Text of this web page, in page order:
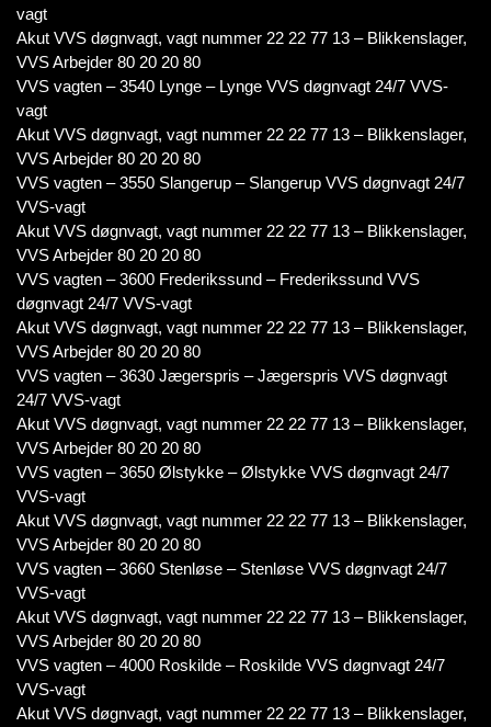
vagt
Akut VVS døgnvagt, vagt nummer 22 22 77 13 – Blikkenslager,
VVS Arbejder 80 20 20 80
VVS vagten – 3540 Lynge – Lynge VVS døgnvagt 24/7 VVS-
vagt
Akut VVS døgnvagt, vagt nummer 22 22 77 13 – Blikkenslager,
VVS Arbejder 80 20 20 80
VVS vagten – 3550 Slangerup – Slangerup VVS døgnvagt 24/7
VVS-vagt
Akut VVS døgnvagt, vagt nummer 22 22 77 13 – Blikkenslager,
VVS Arbejder 80 20 20 80
VVS vagten – 3600 Frederikssund – Frederikssund VVS
døgnvagt 24/7 VVS-vagt
Akut VVS døgnvagt, vagt nummer 22 22 77 13 – Blikkenslager,
VVS Arbejder 80 20 20 80
VVS vagten – 3630 Jægerspris – Jægerspris VVS døgnvagt
24/7 VVS-vagt
Akut VVS døgnvagt, vagt nummer 22 22 77 13 – Blikkenslager,
VVS Arbejder 80 20 20 80
VVS vagten – 3650 Ølstykke – Ølstykke VVS døgnvagt 24/7
VVS-vagt
Akut VVS døgnvagt, vagt nummer 22 22 77 13 – Blikkenslager,
VVS Arbejder 80 20 20 80
VVS vagten – 3660 Stenløse – Stenløse VVS døgnvagt 24/7
VVS-vagt
Akut VVS døgnvagt, vagt nummer 22 22 77 13 – Blikkenslager,
VVS Arbejder 80 20 20 80
VVS vagten – 4000 Roskilde – Roskilde VVS døgnvagt 24/7
VVS-vagt
Akut VVS døgnvagt, vagt nummer 22 22 77 13 – Blikkenslager,